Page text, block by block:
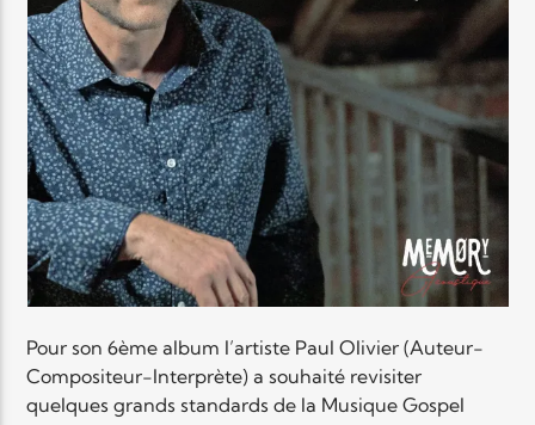
Elyon Rhema
Elyon Hits
Elyon Live
Elyon Kids
Pour son 6ème album l’artiste Paul Olivier (Auteur-
Compositeur-Interprète) a souhaité revisiter
quelques grands standards de la Musique Gospel